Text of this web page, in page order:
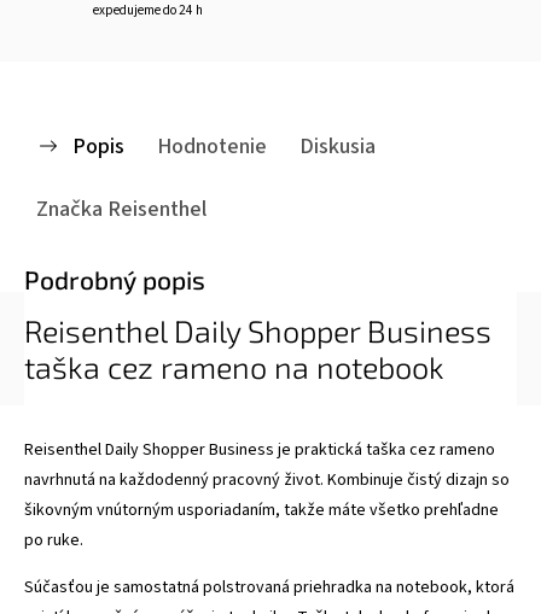
expedujeme do 24 h
Popis Hodnotenie
Diskusia
Značka Reisenthel
Podrobný popis
Reisenthel Daily Shopper Business
taška cez rameno na notebook
Reisenthel Daily Shopper Business je praktická taška cez rameno
navrhnutá na každodenný pracovný život. Kombinuje čistý dizajn so
šikovným vnútorným usporiadaním, takže máte všetko prehľadne
po ruke.
Súčasťou je samostatná polstrovaná priehradka na notebook, ktorá